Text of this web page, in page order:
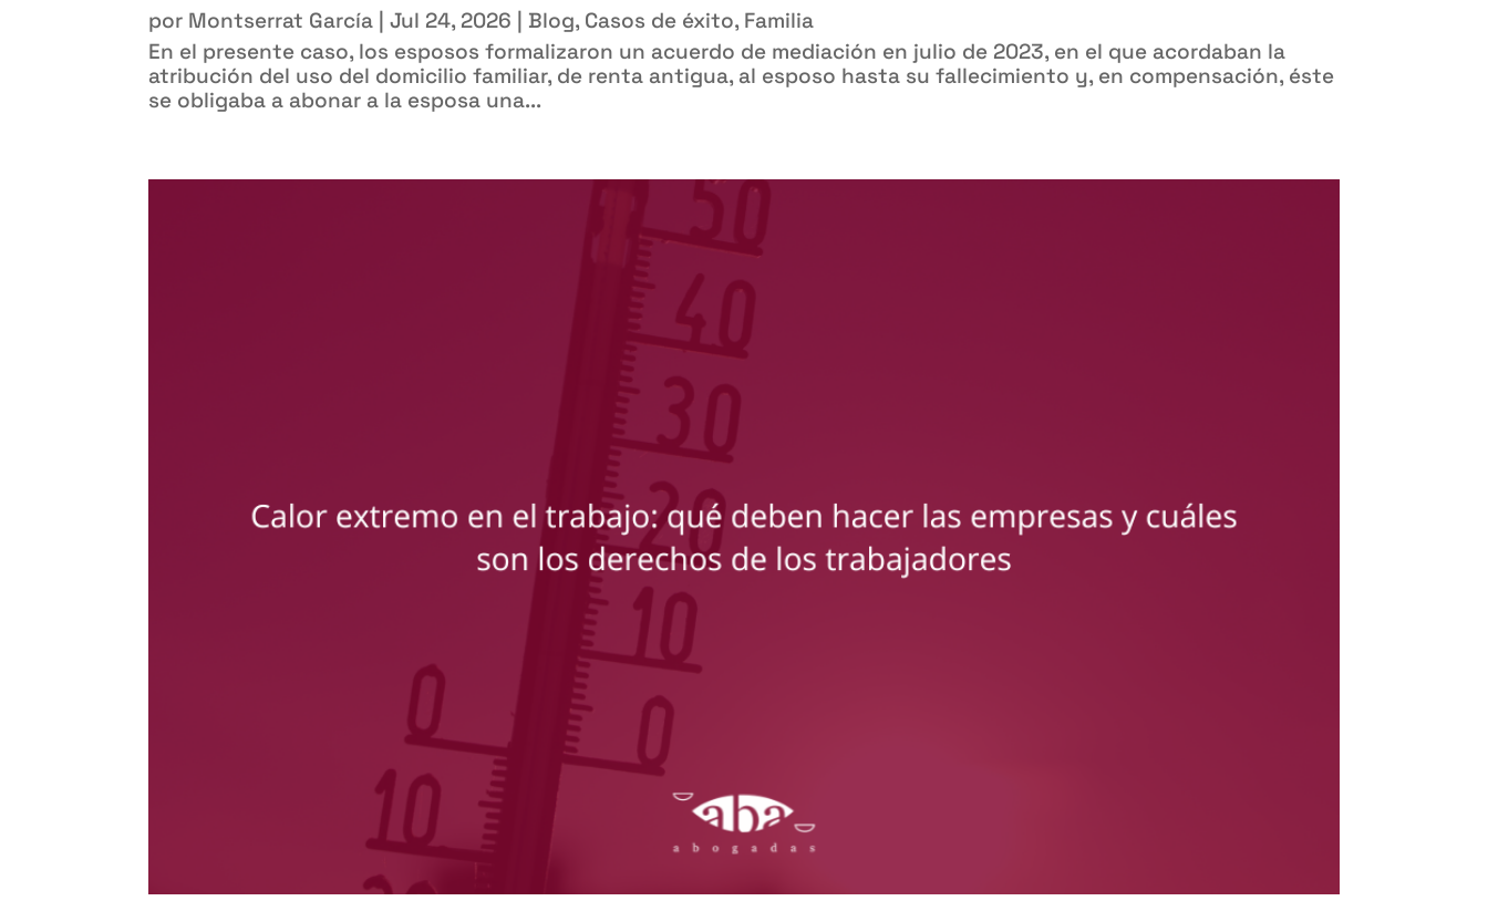
por Montserrat García |Jul 24, 2026 Blog, Casos de éxito, Familia
En el presente caso, los esposos formalizaron un acuerdo de mediación en julio de 2023, en el que acordaban la
atribución del uso del domicilio familiar, de renta antigua, al esposo hasta su fallecimiento y, en compensación, éste
se obligaba a abonar a la esposa una...